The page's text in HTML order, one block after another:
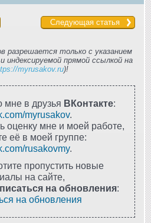
Следующая статья
разрешается только с указанием
индексируемой прямой ссылкой на
myrusakov.ru)!
мне в друзья ВКонтакте:
myrusakov.
оценку мне и моей работе,
её в моей группе:
rusakovmy.
пропустить новые
на сайте,
на обновления:
на обновления